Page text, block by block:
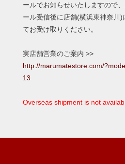
ールでお知らせいたしますので、
ール受信後に店舗(横浜東神奈川)
てお受け取りください。
実店舗営業のご案内 >>
http://marumatestore.com/
13
Overseas shipment is not